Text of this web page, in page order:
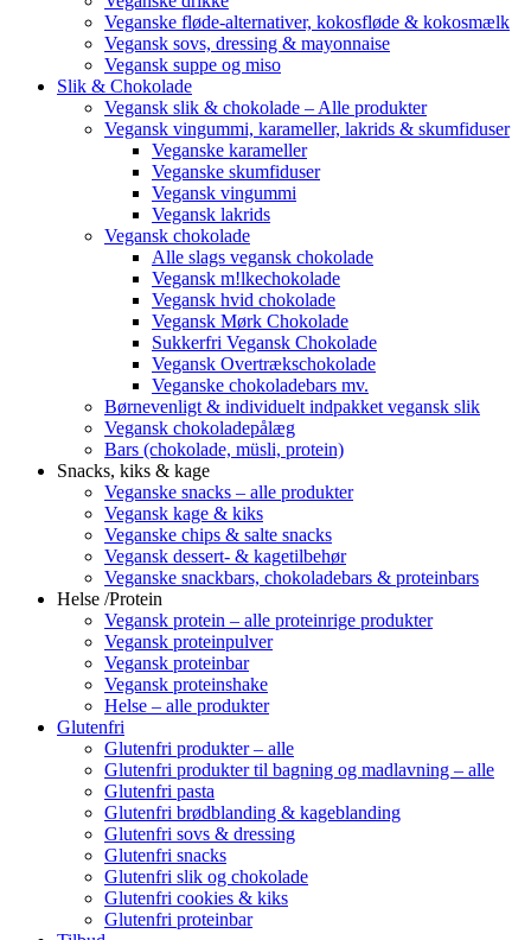
Veganske fløde-alternativer, kokosfløde & kokosmælk
Vegansk sovs, dressing & mayonnaise
Vegansk suppe og miso
Slik & Chokolade
Vegansk slik & chokolade – Alle produkter
Vegansk vingummi, karameller, lakrids & skumfiduser
Veganske karameller
Veganske skumfiduser
Vegansk vingummi
Vegansk lakrids
Vegansk chokolade
Alle slags vegansk chokolade
Vegansk m!lkechokolade
Vegansk hvid chokolade
Vegansk Mørk Chokolade
Sukkerfri Vegansk Chokolade
Vegansk Overtrækschokolade
Veganske chokoladebars mv.
Børnevenligt & individuelt indpakket vegansk slik
Vegansk chokoladepålæg
Bars (chokolade, müsli, protein)
Snacks, kiks & kage
Veganske snacks – alle produkter
Vegansk kage & kiks
Veganske chips & salte snacks
Vegansk dessert- & kagetilbehør
Veganske snackbars, chokoladebars & proteinbars
Helse /Protein
Vegansk protein – alle proteinrige produkter
Vegansk proteinpulver
Vegansk proteinbar
Vegansk proteinshake
Helse – alle produkter
Glutenfri
Glutenfri produkter – alle
Glutenfri produkter til bagning og madlavning – alle
Glutenfri pasta
Glutenfri brødblanding & kageblanding
Glutenfri sovs & dressing
Glutenfri snacks
Glutenfri slik og chokolade
Glutenfri cookies & kiks
Glutenfri proteinbar